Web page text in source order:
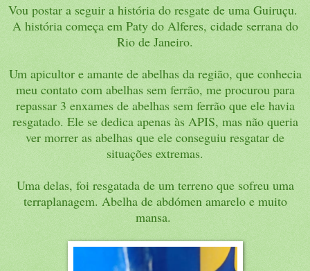
Vou postar a seguir a história do resgate de uma Guiruçu.
A história começa em Paty do Alferes, cidade serrana do
Rio de Janeiro.
Um apicultor e amante de abelhas da região, que conhecia
meu contato com abelhas sem ferrão, me procurou para
repassar 3 enxames de abelhas sem ferrão que ele havia
resgatado. Ele se dedica apenas às APIS, mas não queria
ver morrer as abelhas que ele conseguiu resgatar de
situações extremas.
Uma delas, foi resgatada de um terreno que sofreu uma
terraplanagem. Abelha de abdómen amarelo e muito
mansa.